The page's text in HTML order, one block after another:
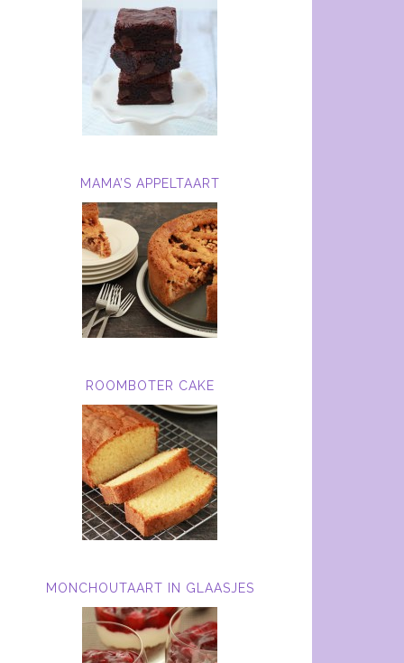
MAMA’S APPELTAART
ROOMBOTER CAKE
MONCHOUTAART IN GLAASJES